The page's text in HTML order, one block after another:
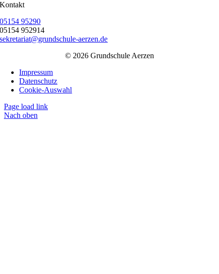
Kontakt
05154 95290
05154 952914
sekretariat@grundschule-aerzen.de
© 2026 Grundschule Aerzen
Impressum
Datenschutz
Cookie-Auswahl
Page load link
Nach oben